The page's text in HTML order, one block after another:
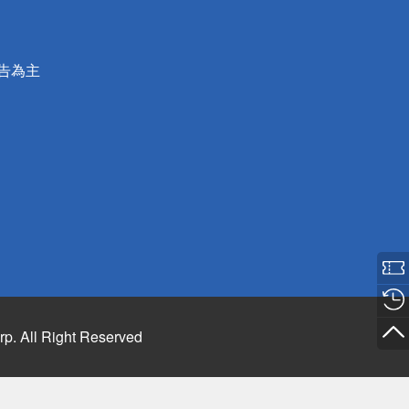
為主
All Right Reserved